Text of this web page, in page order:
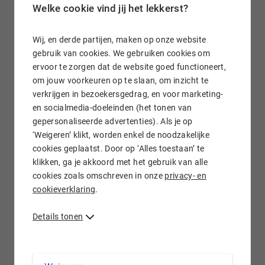
Welke cookie vind jij het lekkerst?
Wij, en derde partijen, maken op onze website
gebruik van cookies. We gebruiken cookies om
ervoor te zorgen dat de website goed functioneert,
om jouw voorkeuren op te slaan, om inzicht te
verkrijgen in bezoekersgedrag, en voor marketing-
en socialmedia-doeleinden (het tonen van
gepersonaliseerde advertenties). Als je op
‘Weigeren’ klikt, worden enkel de noodzakelijke
cookies geplaatst. Door op ‘Alles toestaan’ te
klikken, ga je akkoord met het gebruik van alle
cookies zoals omschreven in onze privacy- en
cookieverklaring.
Details tonen
zoekmachinemarketingbureau en heeft jarenlange ervaring
1.000.000 topposities in Google gegenereerd.
Grizzly zorgt ervoor dat websites optimaal vindbaar
worden én blijven binnen de belangrijkste nationale en
internationale zoekmachines, zoals Google, Bing en Yahoo.
Dit doen ze met succes voor uiteenlopende klanten, van het
midden- en kleinbedrijf tot multinationals.
Benieuwd naar de mogelijkheden voor
jouw organisatie?
wensen, dan sparren we samen over de mogelijkheden.